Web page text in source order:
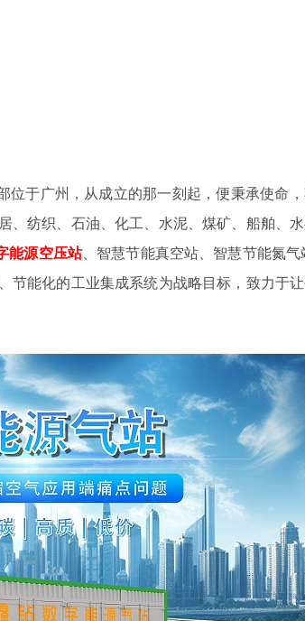
位于广州，从成立的那一刻起，便秉承使命
、纺织、石油、化工、水泥、煤矿、船舶、
能源空压站、智慧节能真空站、智慧节能氮气
节能化的工业集成系统为战略目标，致力于